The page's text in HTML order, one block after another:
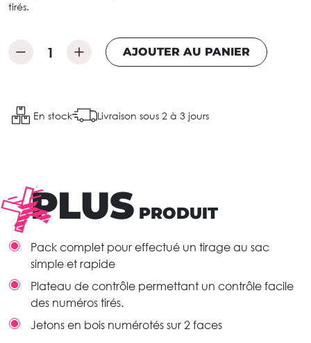
tirés.
AJOUTER AU PANIER
En stock Livraison sous 2 à 3 jours
PLUS PRODUIT
Pack complet pour effectué un tirage au sac
simple et rapide
Plateau de contrôle permettant un contrôle facile
des numéros tirés.
Jetons en bois numérotés sur 2 faces